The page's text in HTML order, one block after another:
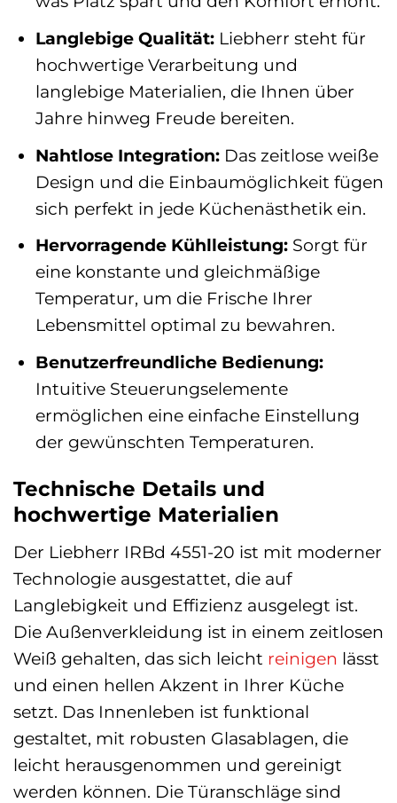
Langlebige Qualität:Liebherr steht für
hochwertige Verarbeitung und
langlebige Materialien, die Ihnen über
Jahre hinweg Freude bereiten.
Nahtlose Integration:Das zeitlose weiße
Design und die Einbaumöglichkeit fügen
sich perfekt in jede Küchenästhetik ein.
Hervorragende Kühlleistung:Sorgt für
eine konstante und gleichmäßige
Temperatur, um die Frische Ihrer
Lebensmittel optimal zu bewahren.
Benutzerfreundliche Bedienung:
Intuitive Steuerungselemente
ermöglichen eine einfache Einstellung
der gewünschten Temperaturen.
Technische Details und
hochwertige Materialien
Der Liebherr IRBd 4551-20 ist mit moderner
Technologie ausgestattet, die auf
Langlebigkeit und Effizienz ausgelegt ist.
Die Außenverkleidung ist in einem zeitlosen
Weiß gehalten, das sich leicht reinigen lässt
und einen hellen Akzent in Ihrer Küche
setzt. Das Innenleben ist funktional
gestaltet, mit robusten Glasablagen, die
leicht herausgenommen und gereinigt
werden können. Die Türanschläge sind